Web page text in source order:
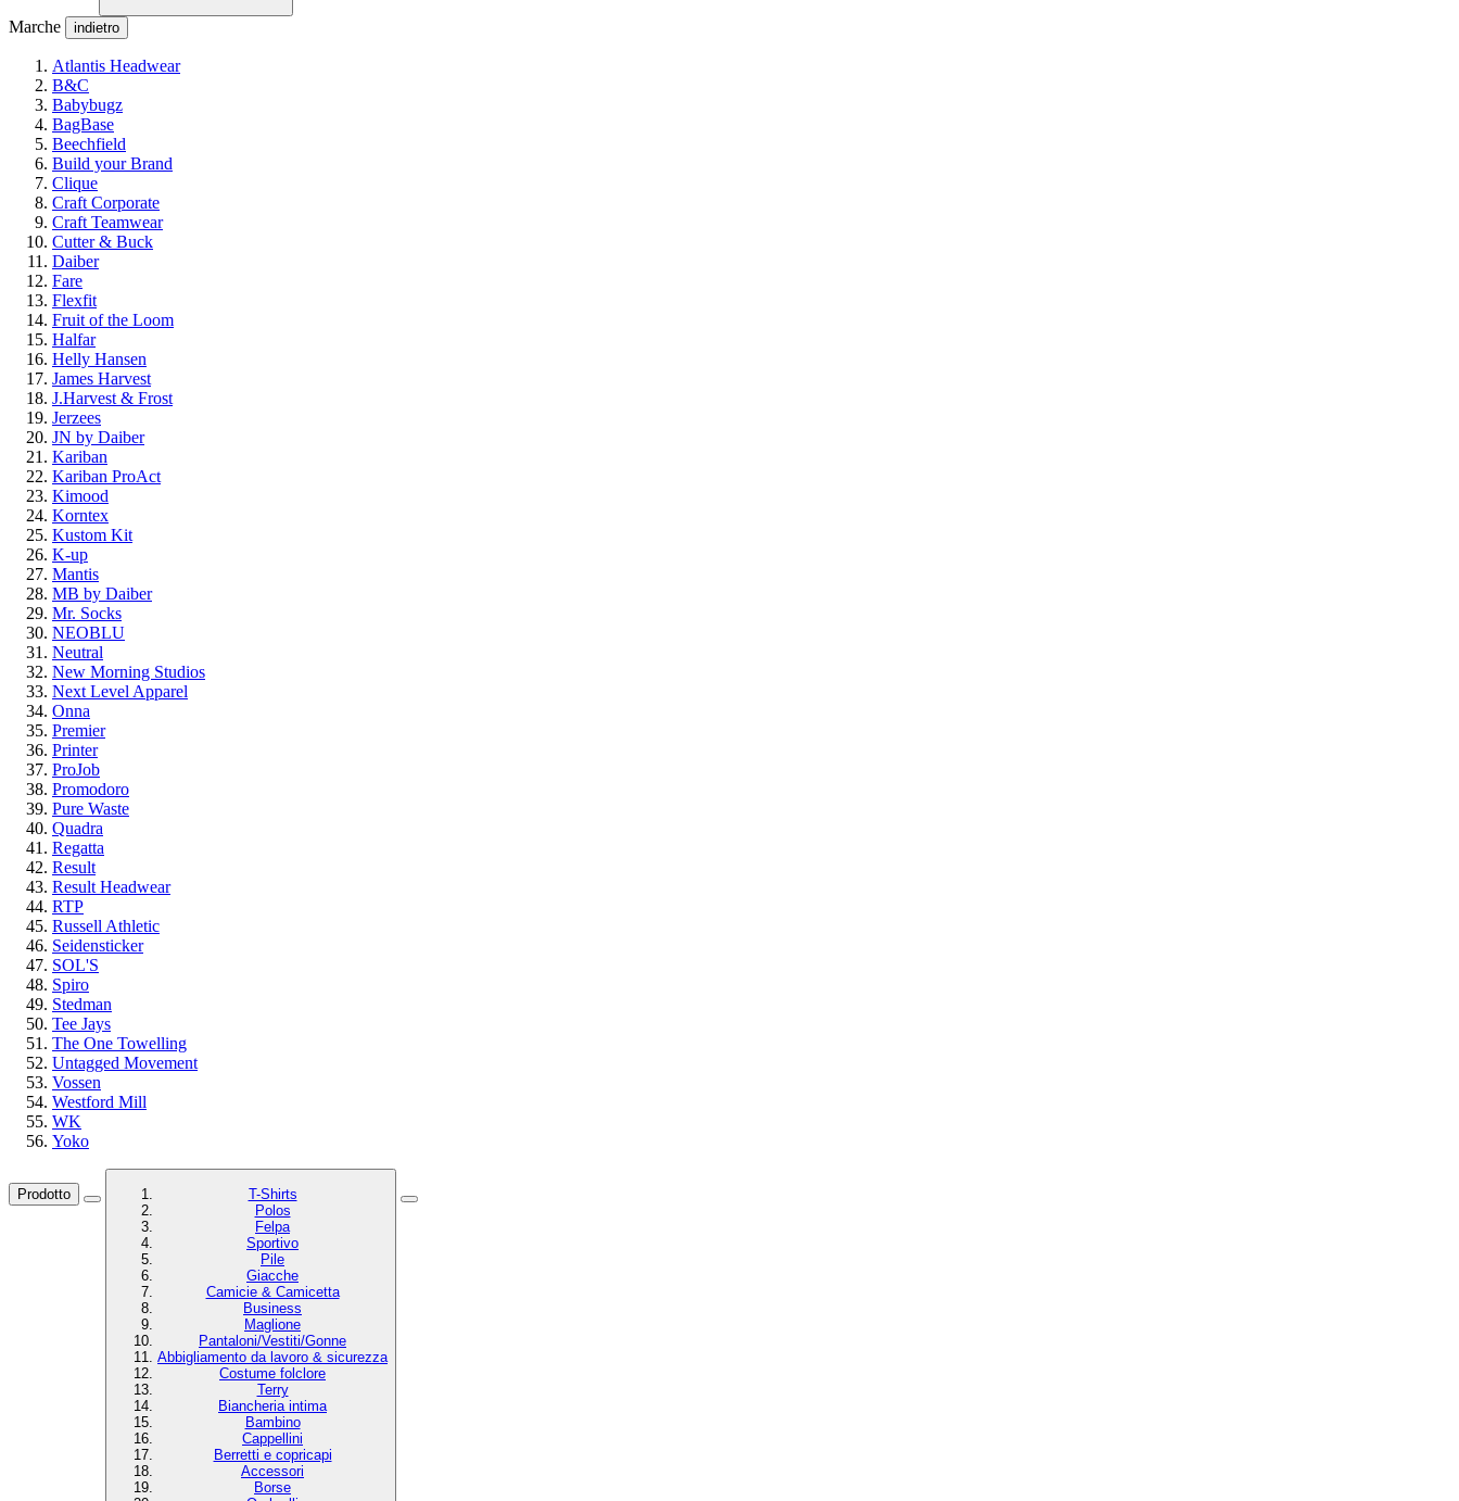
Marche indietro
Atlantis Headwear
B&C
Babybugz
BagBase
Beechfield
Build your Brand
Clique
Craft Corporate
Craft Teamwear
Cutter & Buck
Daiber
Fare
Flexfit
Fruit of the Loom
Halfar
Helly Hansen
James Harvest
J.Harvest & Frost
Jerzees
JN by Daiber
Kariban
Kariban ProAct
Kimood
Korntex
Kustom Kit
K-up
Mantis
MB by Daiber
Mr. Socks
NEOBLU
Neutral
New Morning Studios
Next Level Apparel
Onna
Premier
Printer
ProJob
Promodoro
Pure Waste
Quadra
Regatta
Result
Result Headwear
RTP
Russell Athletic
Seidensticker
SOL'S
Spiro
Stedman
Tee Jays
The One Towelling
Untagged Movement
Vossen
Westford Mill
WK
Yoko
Prodotto
T-Shirts
Polos
Felpa
Sportivo
Pile
Giacche
Camicie & Camicetta
Business
Maglione
Pantaloni/Vestiti/Gonne
Abbigliamento da lavoro & sicurezza
Costume folclore
Terry
Biancheria intima
Bambino
Cappellini
Berretti e copricapi
Accessori
Borse